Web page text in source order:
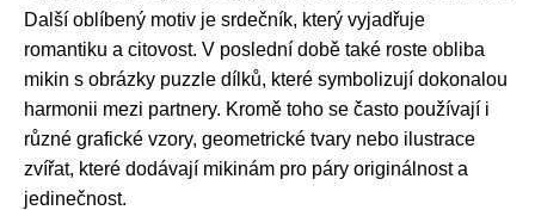
Další oblíbený motiv je srdečník, který vyjadřuje
romantiku a citovost. V poslední době také roste obliba
mikin s obrázky puzzle dílků, které symbolizují dokonalou
harmonii mezi partnery. Kromě toho se často používají i
různé grafické vzory, geometrické tvary nebo ilustrace
zvířat, které dodávají mikinám pro páry originálnost a
jedinečnost.